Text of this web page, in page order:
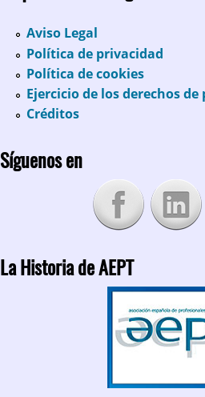
Aviso Legal
Política de privacidad
Política de cookies
Ejercicio de los derechos
Créditos
Síguenos en
La Historia de AEPT